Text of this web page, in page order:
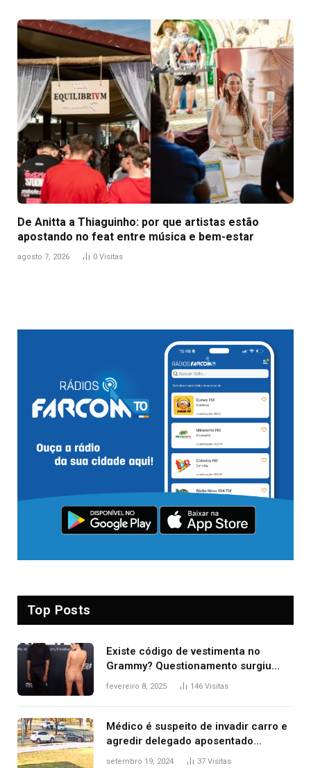
De Anitta a Thiaguinho: por que artistas estão
apostando no feat entre música e bem-estar
agosto 7, 2026 0 Visitas
Top Posts
Existe código de vestimenta no
Grammy? Questionamento surgiu
após Bianca Censori, mulher de
fevereiro 8, 2025 146 Visitas
Médico é suspeito de invadir carro e
agredir delegado aposentado
durante confusão no trânsito
setembro 19, 2024 37 Visitas